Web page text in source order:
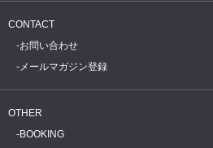
CONTACT
お問い合わせ
メールマガジン登録
OTHER
BOOKING